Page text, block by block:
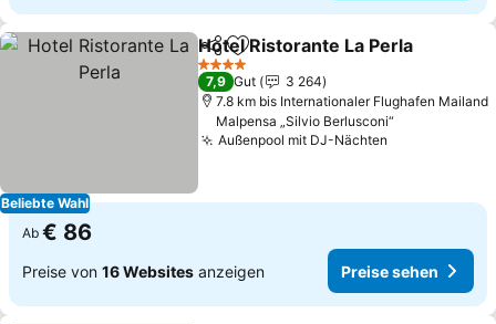
Beliebte Wahl
TeilenZu Favoriten hinzufügen
Hotel Ristorante La Perla
4 Sterne
7,9 Gut
3 264
7.8 km bis Internationaler Flughafen Mailand
Malpensa „Silvio Berlusconi“
Außenpool mit DJ-Nächten
Ab € 86
Preise von 16 Websites anzeigen Preise sehen